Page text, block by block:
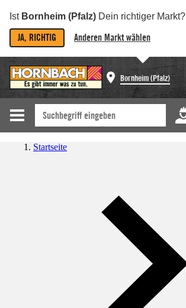
Ist Bornheim (Pfalz) Dein richtiger Markt?
JA, RICHTIG Anderen Markt wählen
Bornheim (Pfalz)
Startseite